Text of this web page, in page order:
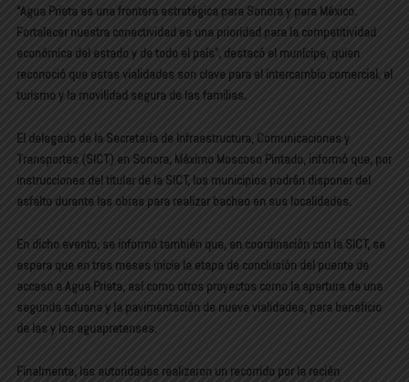
“Agua Prieta es una frontera estratégica para Sonora y para México.
Fortalecer nuestra conectividad es una prioridad para la competitividad
económica del estado y de todo el país”, destacó el munícipe, quien
reconoció que estas vialidades son clave para el intercambio comercial, el
turismo y la movilidad segura de las familias.
El delegado de la Secretaría de Infraestructura, Comunicaciones y
Transportes (SICT) en Sonora, Máximo Moscoso Pintado, informó que, por
instrucciones del titular de la SICT, los municipios podrán disponer del
asfalto durante las obras para realizar bacheo en sus localidades.
En dicho evento, se informó también que, en coordinación con la SICT, se
espera que en tres meses inicie la etapa de conclusión del puente de
acceso a Agua Prieta, así como otros proyectos como la apertura de una
segunda aduana y la pavimentación de nueve vialidades, para beneficio
de las y los aguapretenses.
Finalmente, las autoridades realizaron un recorrido por la recién